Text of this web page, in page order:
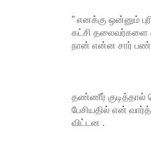
” எனக்கு ஒன்னும்
கட்சி தலைவர்களை
நான் என்ன சார்
தண்ணீர் குடித்தால்
பேசியதில் என்
விட்டன .